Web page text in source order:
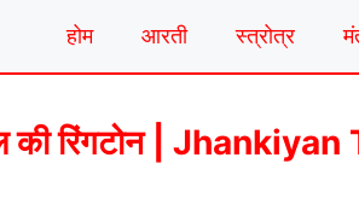
होम आरती स्त्रोत्र
की रिंगटोन |